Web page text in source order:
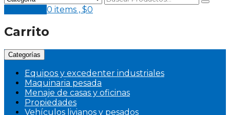
0 items , $0
Carrito
Categorías
Equipos y excedenter industriales
Maquinaria pesada
Menaje de casas y oficinas
Propiedades
Vehículos livianos y pesados